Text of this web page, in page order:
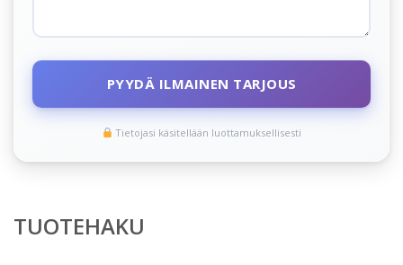
PYYDÄ ILMAINEN TARJOUS
Tietojasi käsitellään luottamuksellisesti
TUOTEHAKU